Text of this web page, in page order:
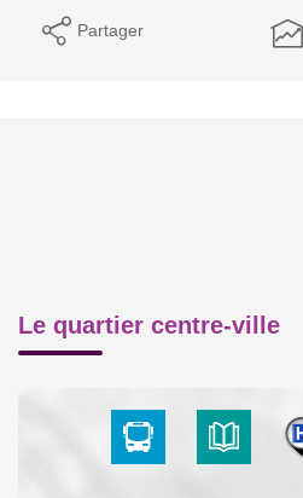
Partager
Le quartier centre-ville